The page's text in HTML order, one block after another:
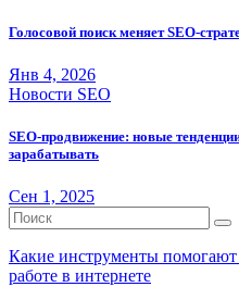
Голосовой поиск меняет SEO-
Янв 4, 2026
Новости SEO
SEO-продвижение: новые
зарабатывать
Сен 1, 2025
Какие инструменты помогают
работе в интернете